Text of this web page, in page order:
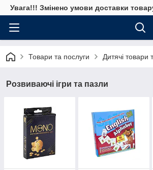
Увага!!! Змінено умови доставки
Товари та послуги Дитячі товари
Розвиваючі ігри та пазли